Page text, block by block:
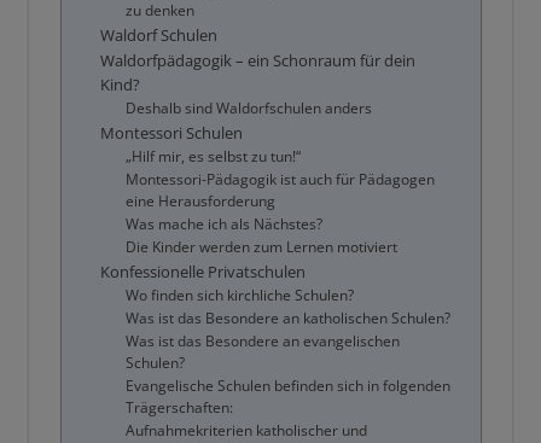
zu denken
Waldorf Schulen
Waldorfpädagogik – ein Schonraum für dein
Kind?
Deshalb sind Waldorfschulen anders
Montessori Schulen
„Hilf mir, es selbst zu tun!“
Montessori-Pädagogik ist auch für Pädagogen
eine Herausforderung
Was mache ich als Nächstes?
Die Kinder werden zum Lernen motiviert
Konfessionelle Privatschulen
Wo finden sich kirchliche Schulen?
Was ist das Besondere an katholischen Schulen?
Was ist das Besondere an evangelischen
Schulen?
Evangelische Schulen befinden sich in folgenden
Trägerschaften:
Aufnahmekriterien katholischer und